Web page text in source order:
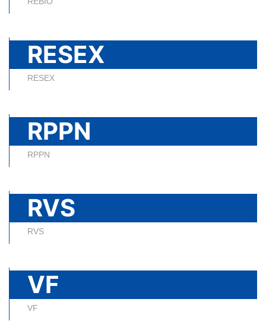
RESEX
RESEX
RPPN
RPPN
RVS
RVS
VF
VF